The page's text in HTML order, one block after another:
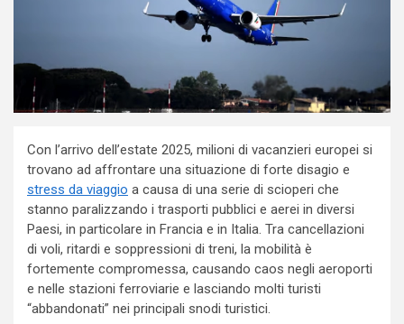
Con l’arrivo dell’estate 2025, milioni di vacanzieri europei si
trovano ad affrontare una situazione di forte disagio e
stress da viaggio a causa di una serie di scioperi che
stanno paralizzando i trasporti pubblici e aerei in diversi
Paesi, in particolare in Francia e in Italia. Tra cancellazioni
di voli, ritardi e soppressioni di treni, la mobilità è
fortemente compromessa, causando caos negli aeroporti
e nelle stazioni ferroviarie e lasciando molti turisti
“abbandonati” nei principali snodi turistici.